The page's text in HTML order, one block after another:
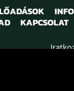
KAPCSOLAT